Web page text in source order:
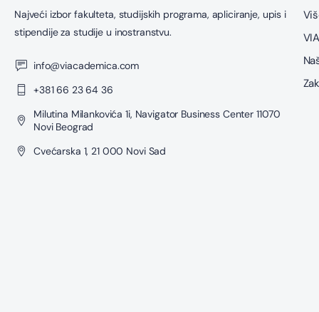
Najveći izbor fakulteta, studijskih programa, apliciranje, upis i
stipendije za studije u inostranstvu.
info@viacademica.com
+381 66 23 64 36
Milutina Milankovića 1i, Navigator Business Center 11070
Novi Beograd
Cvećarska 1, 21 000 Novi Sad